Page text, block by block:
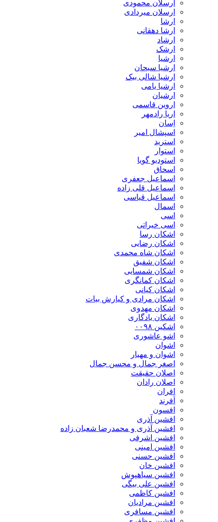
ارسلان محمودی
ارسلان میردادی
ارشا
ارشا دهقانی
ارشاد
ارشک
ارشیا
ارشیا سبحان
ارشیا شالی بیک
ارشیا یامی
ارشیان
اروین قاسمی
اریا رادمهر
اِسان
اسپشال امیر
استرید
استوار
استودیو گویا
اسحاق
اسماعیل جعفری
اسماعیل قلی زاده
اسماعیل قیاسی
اسمال
اسی
اسی خیراتی
اشکان رسا
اشکان رضایی
اشکان شاه محمدی
اشکان شفیق
اشکان شمسایی
اشکان‌ کمانگری
اشکان کیانی
اشکان مرادی و کیارش بیات
اشکان مهدوی
اشکان یادگاری
اشکین ۰۰۹۸
اشو عاشوری
اشوان
اشوان و مهیار
اصغر جمال و محسن جمال
اصلان حقیقت
اصلان رادان
افران
اَفرند
افسون
افشین آذری
افشین آذری و محمدرضا شعبان زاده
افشین اشرفی
افشین امینی
افشین حسنی
افشین خان
افشین سیاهپوش
افشین علی بیگی
افشین کاظمی
افشین مرادیان
افشین مسافری